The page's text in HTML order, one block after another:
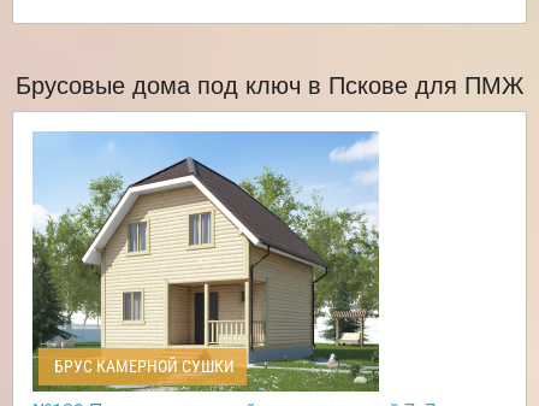
Брусовые дома под ключ в Пскове для ПМЖ
БРУС КАМЕРНОЙ СУШКИ